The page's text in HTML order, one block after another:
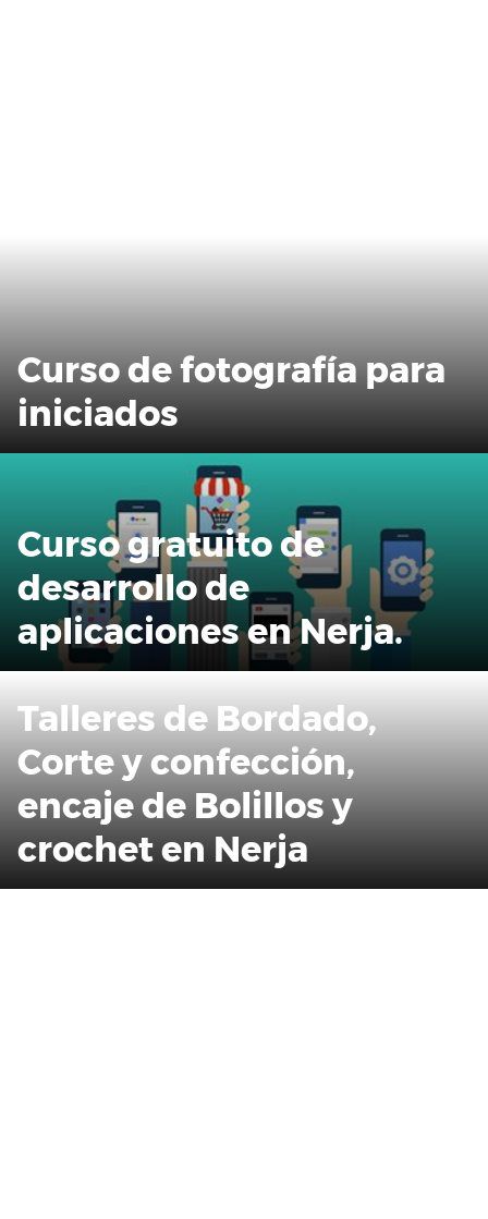
Curso de fotografía para
iniciados
Curso gratuito de
desarrollo de
aplicaciones en Nerja.
Talleres de Bordado,
Corte y confección,
encaje de Bolillos y
crochet en Nerja